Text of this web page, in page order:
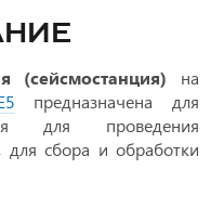
(сейсмостанция) на
предназначена для
для проведения
для сбора и обработки